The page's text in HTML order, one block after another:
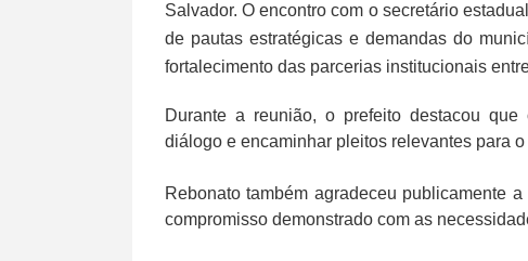
Salvador. O encontro com o secretário
de pautas estratégicas e demandas do
fortalecimento das parcerias institucionais
Durante a reunião, o prefeito destacou
diálogo e encaminhar pleitos relevantes para
Rebonato também agradeceu publicamente
compromisso demonstrado com as